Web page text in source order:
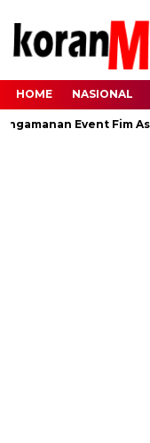
HOME NASIONAL
Event Fim Asia